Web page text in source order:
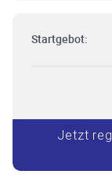
Startgebot:
Jetzt